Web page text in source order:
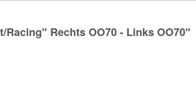
Rechts OO70 - Links OO70"